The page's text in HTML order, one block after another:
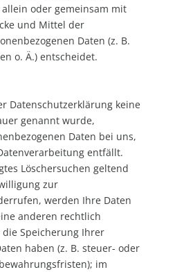
oder gemeinsam mit
und Mittel der
Daten (z. B.
o. Ä.) entscheidet.
Datenschutzerklärung keine
genannt wurde,
Daten bei uns,
entfällt.
Löschersuchen geltend
zur
werden Ihre Daten
anderen rechtlich
Speicherung Ihrer
haben (z. B. steuer- oder
im